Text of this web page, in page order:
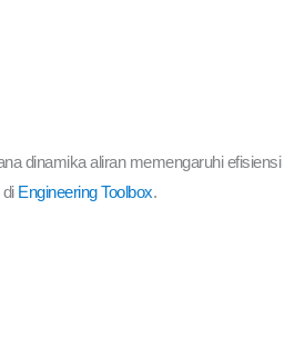
dinamika aliran memengaruhi efisiensi
Engineering Toolbox.